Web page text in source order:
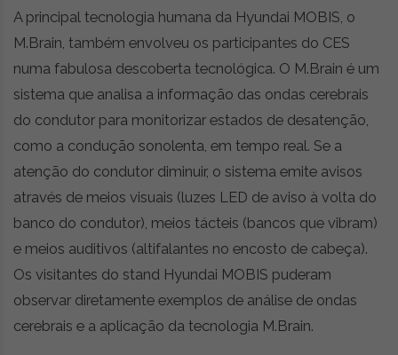
A principal tecnologia humana da Hyundai MOBIS, o
M.Brain, também envolveu os participantes do CES
numa fabulosa descoberta tecnológica. O M.Brain é um
sistema que analisa a informação das ondas cerebrais
do condutor para monitorizar estados de desatenção,
como a condução sonolenta, em tempo real. Se a
atenção do condutor diminuir, o sistema emite avisos
através de meios visuais (luzes LED de aviso à volta do
banco do condutor), meios tácteis (bancos que vibram)
e meios auditivos (altifalantes no encosto de cabeça).
Os visitantes do stand Hyundai MOBIS puderam
observar diretamente exemplos de análise de ondas
cerebrais e a aplicação da tecnologia M.Brain.